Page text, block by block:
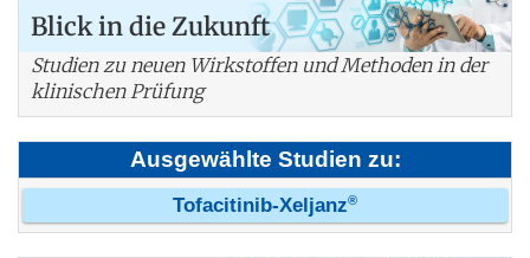
Blick in die Zukunft
Studien zu neuen Wirkstoffen und Methoden in der
klinischen Prüfung
Ausgewählte Studien zu:
Tofacitinib-Xeljanz®